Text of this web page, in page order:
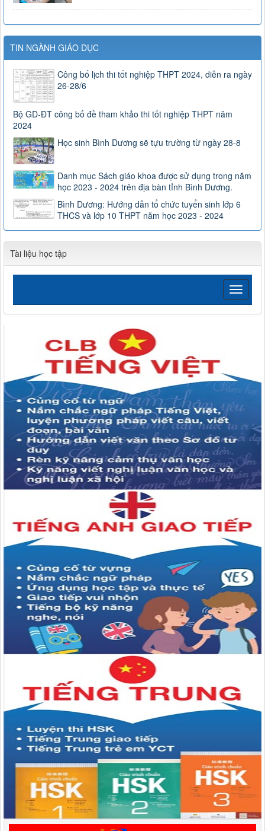
TIN NGÀNH GIÁO DỤC
Công bố lịch thi tốt nghiệp THPT 2024, diễn ra ngày
26-28/6
Bộ GD-ĐT công bố đề tham khảo thi tốt nghiệp THPT năm
2024
Học sinh Bình Dương sẽ tựu trường từ ngày 28-8
Danh mục Sách giáo khoa được sử dụng trong năm
học 2023 - 2024 trên địa bàn tỉnh Bình Dương.
Bình Dương: Hướng dẫn tổ chức tuyển sinh lớp 6
THCS và lớp 10 THPT năm học 2023 - 2024
Tài liệu học tập